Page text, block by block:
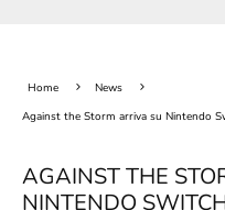
Home
News
Against the Storm arriva su Nintendo
AGAINST THE
NINTENDO